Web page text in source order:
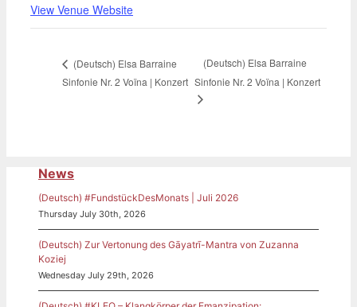
View Venue Website
(Deutsch) Elsa Barraine
Sinfonie Nr. 2 Voïna | Konzert
(Deutsch) Elsa Barraine
Sinfonie Nr. 2 Voïna | Konzert
News
(Deutsch) #FundstückDesMonats | Juli 2026
Thursday July 30th, 2026
(Deutsch) Zur Vertonung des Gāyatrī-Mantra von Zuzanna
Koziej
Wednesday July 29th, 2026